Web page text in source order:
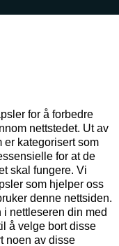
for å forbedre
nettstedet. Ut av
kategorisert som
for at de
skal fungere. Vi
som hjelper oss
denne nettsiden.
nettleseren din med
å velge bort disse
noen av disse